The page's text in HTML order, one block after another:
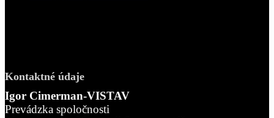
Kontaktné údaje
Igor Cimerman-VISTAV
Prevádzka spoločnosti